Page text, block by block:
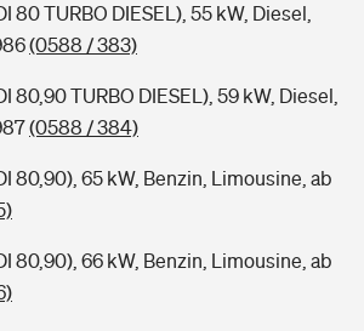
80 TURBO DIESEL), 55 kW, Diesel,
(0588 / 383)
80,90 TURBO DIESEL), 59 kW, Diesel,
(0588 / 384)
80,90), 65 kW, Benzin, Limousine, ab
80,90), 66 kW, Benzin, Limousine, ab